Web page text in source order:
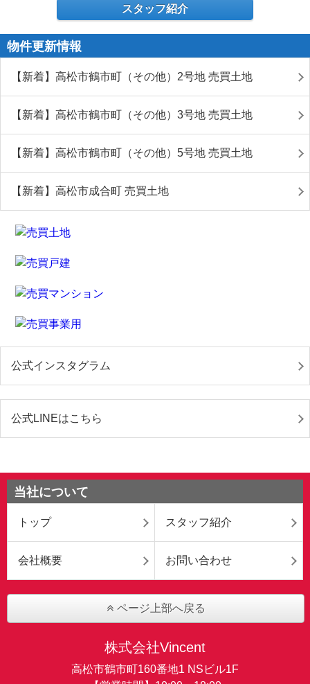
スタッフ紹介
物件更新情報
【新着】高松市鶴市町（その他）2号地 売買土地
【新着】高松市鶴市町（その他）3号地 売買土地
【新着】高松市鶴市町（その他）5号地 売買土地
【新着】高松市成合町 売買土地
公式インスタグラム
公式LINEはこちら
当社について
トップ スタッフ紹介
会社概要 お問い合わせ
ページ上部へ戻る
株式会社Vincent
高松市鶴市町160番地1 NSビル1F